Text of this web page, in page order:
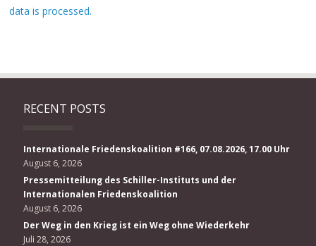
data is processed.
RECENT POSTS
Internationale Friedenskoalition #166, 07.08.2026, 17.00 Uhr
August 6, 2026
Pressemitteilung des Schiller-Instituts und der
Internationalen Friedenskoalition
August 6, 2026
Der Weg in den Krieg ist ein Weg ohne Wiederkehr
Juli 28, 2026